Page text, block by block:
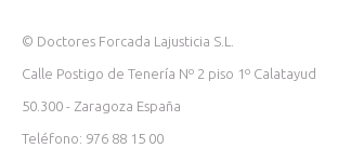
© Doctores Forcada Lajusticia S.L.
Calle Postigo de Tenería Nº 2 piso 1º Calatayud
50.300 - Zaragoza España
Teléfono: 976 88 15 00